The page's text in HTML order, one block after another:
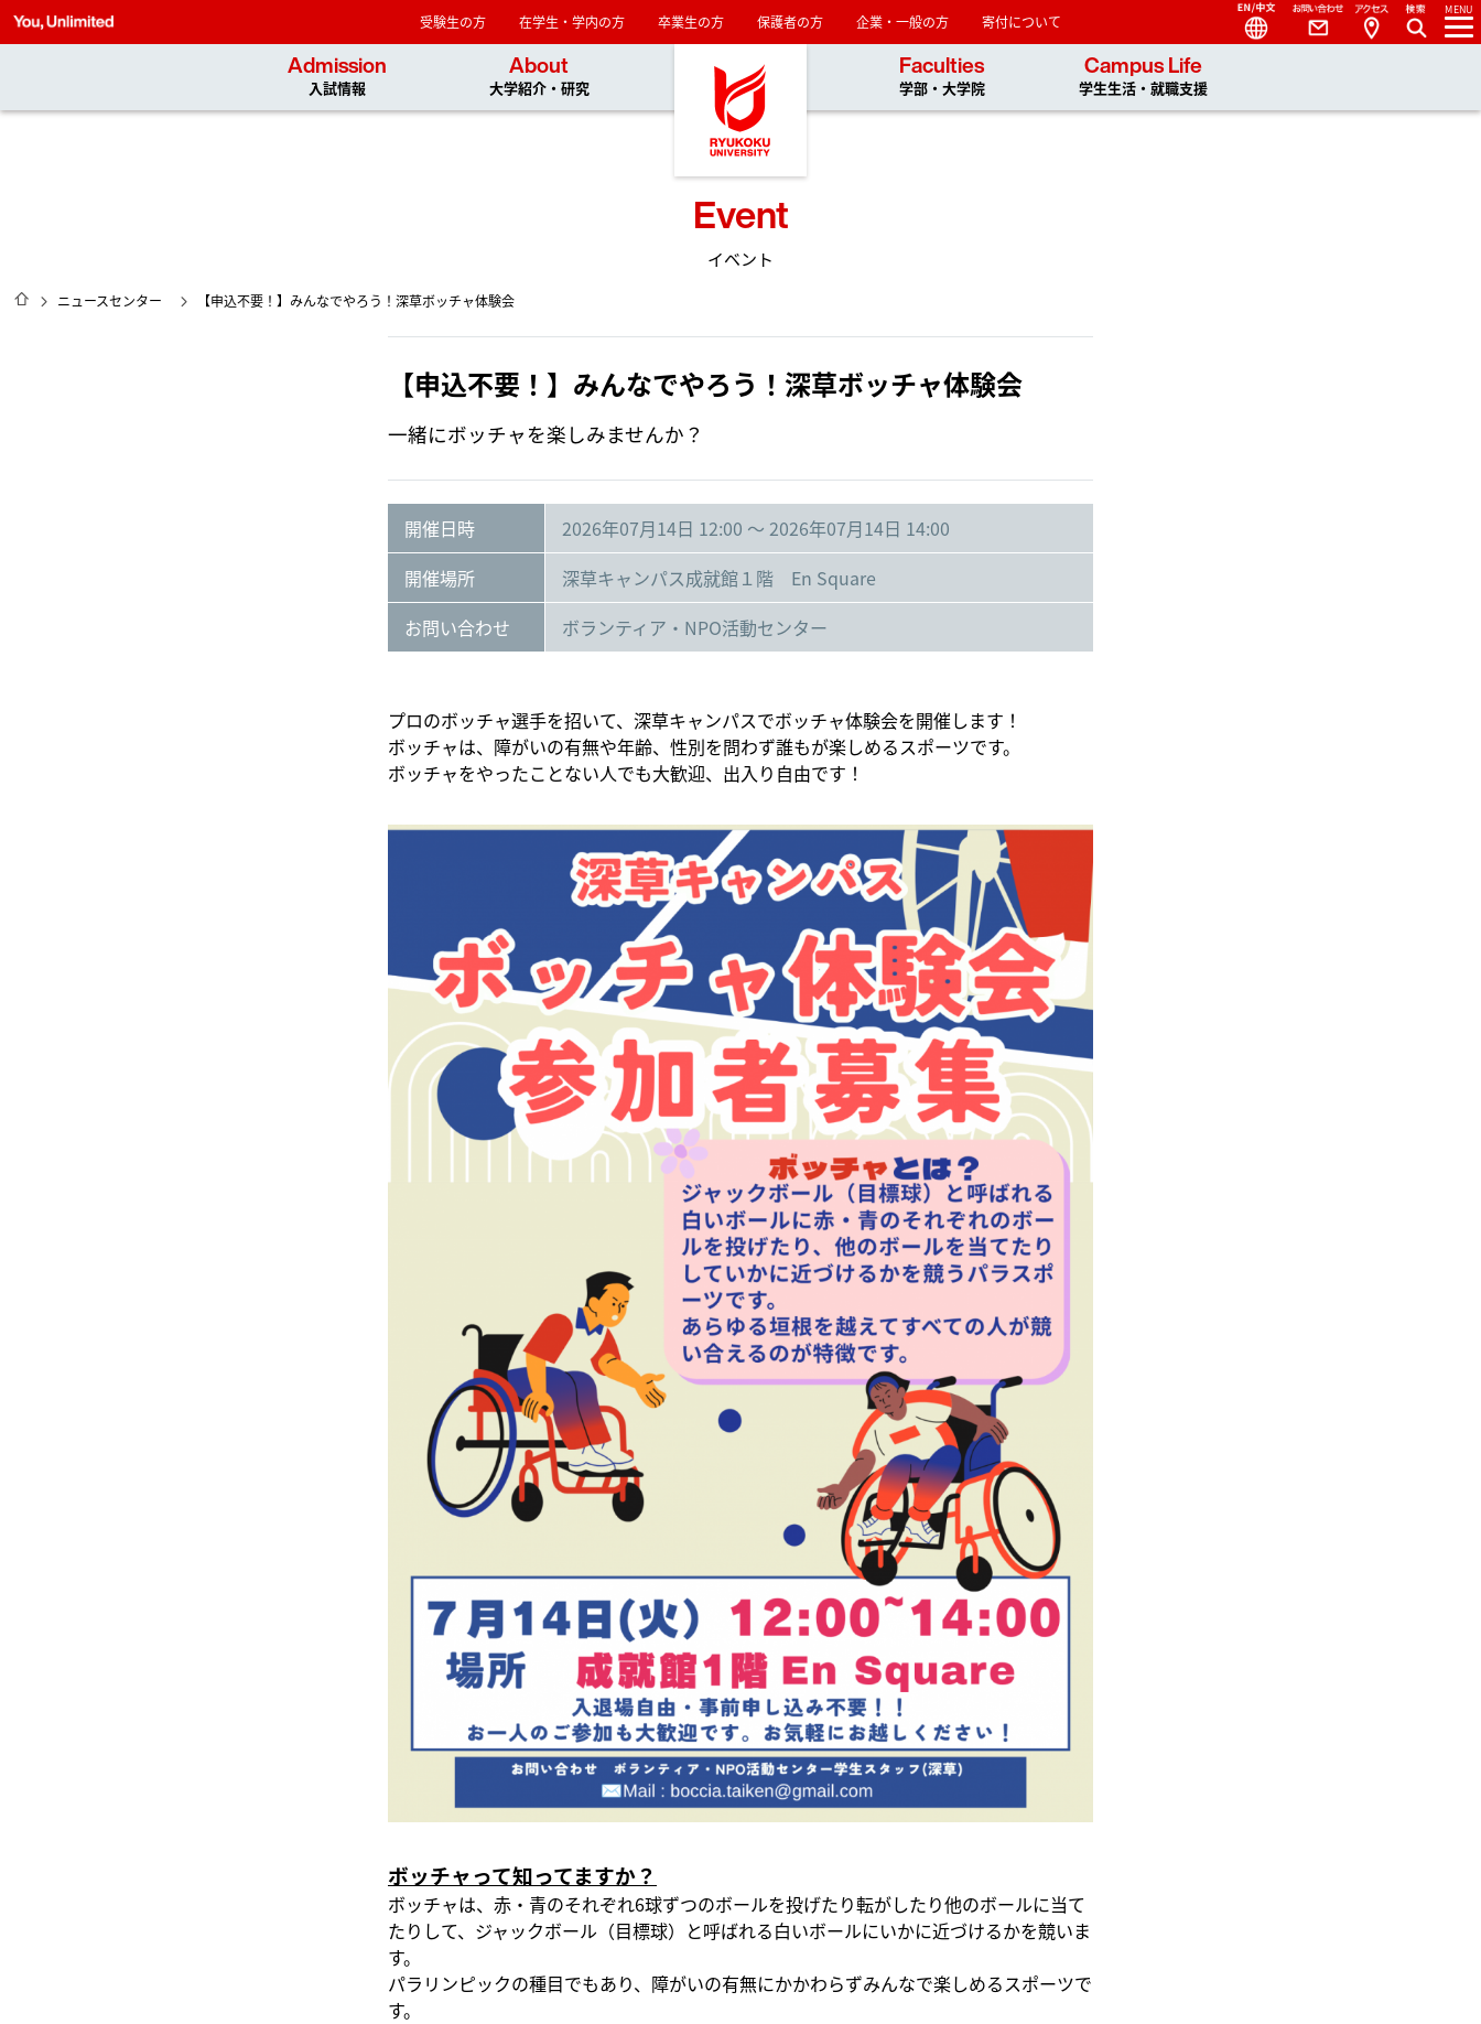
龍谷大学 You, Unlimited
受験生の方 在学生・学内の方 卒業生の方 保護者の方 企業・一般の方 寄付について
Admission
入試情報
About
大学紹介・研究
Faculties
学部・大学院
Campus Life
学生生活・就職支援
MENU
Access
Contact
Language
Event
イベント
HOME
ニュースセンター 【申込不要！】みんなでやろう！深草ボッチャ体験会
【申込不要！】みんなでやろう！深草ボッチャ体験会
一緒にボッチャを楽しみませんか？
開催日時
2026年07月14日 12:00 ～ 2026年07月14日 14:00
開催場所
深草キャンパス成就館１階 En Square
お問い合わせ
ボランティア・NPO活動センター
プロのボッチャ選手を招いて、深草キャンパスでボッチャ体験会を開催します！
ボッチャは、障がいの有無や年齢、性別を問わず誰もが楽しめるスポーツです。
ボッチャをやったことない人でも大歓迎、出入り自由です！
ボッチャって知ってますか？
ボッチャは、赤・青のそれぞれ6球ずつのボールを投げたり転がしたり他のボールに当て
たりして、ジャックボール（目標球）と呼ばれる白いボールにいかに近づけるかを競いま
す。
パラリンピックの種目でもあり、障がいの有無にかかわらずみんなで楽しめるスポーツで
す。